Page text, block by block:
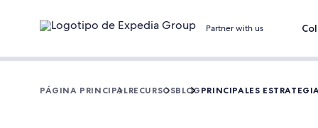
Partner with us
PÁGINA PRINCIPALRECURSOSBLOG PRINCIPALES